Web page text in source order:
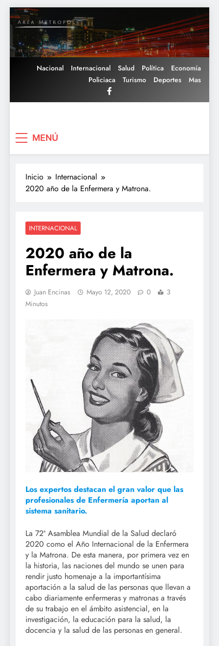
Saltar
al
contenido
Nacional Internacional Salud Política
Economía
Policiaca
Turismo Deportes Mas
MENÚ
Inicio
Internacional
2020 año de la Enfermera y Matrona.
INTERNACIONAL
2020 año de la
Enfermera y Matrona.
Juan Encinas Mayo 12, 2020 0
3
Minutos
Los expertos destacan el gran valor que las
profesionales de Enfermería aportan al
sistema sanitario.
La 72ª Asamblea Mundial de la Salud declaró
2020 como el Año Internacional de la Enfermera
y la Matrona. De esta manera, por primera vez en
la historia, las naciones del mundo se unen para
rendir justo homenaje a la importantísima
aportación a la salud de las personas que llevan a
cabo diariamente enfermeras y matronas a través
de su trabajo en el ámbito asistencial, en la
investigación, la educación para la salud, la
docencia y la salud de las personas en general.